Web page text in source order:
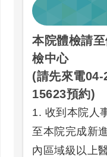
本院體檢請
檢中心
(請先來電
15623預約)
1. 收到本院人
至本院完成新
內區域級以上